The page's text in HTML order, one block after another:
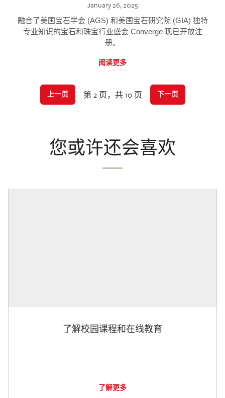
January 26, 2025
融合了美国宝石学会 (AGS) 和美国宝石研究院 (GIA) 独特
专业知识的宝石和珠宝行业盛会 Converge 现已开放注
册。
阅读更多
上一页 第 2 页，共 10 页 下一页
您或许还会喜欢
了解校园课程和在线教育
了解更多